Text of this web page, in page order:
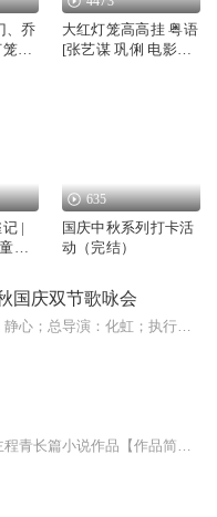
、乔
高
大红灯笼高高挂 粤语
[张艺谋 巩俐 电影原
|
作
红
原
635
国庆中秋系列打卡活
动（完结）
国庆双节歌咏会